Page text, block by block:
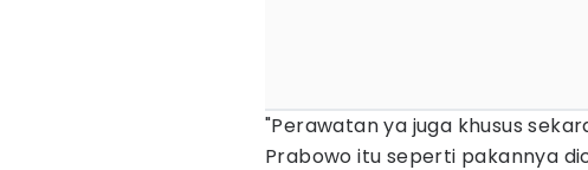
"Perawatan ya juga khusus
Prabowo itu seperti pakannya